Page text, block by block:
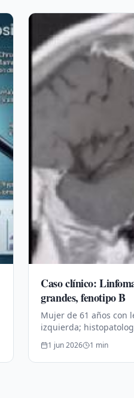
Caso clínico:
grandes, fenotipo B
Mujer de 61 años con
izquierda;
difuso de células
alto).
1 jun 2026 1 min